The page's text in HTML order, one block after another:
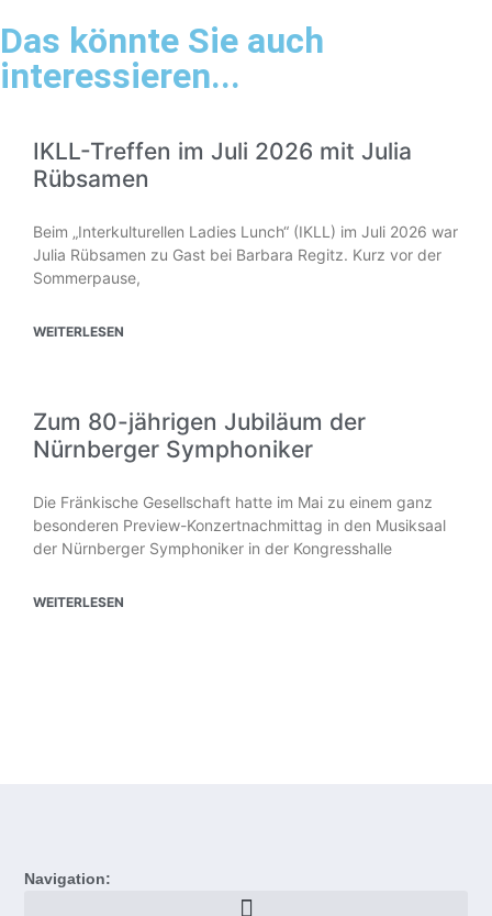
Das könnte Sie auch
interessieren...
IKLL-Treffen im Juli 2026 mit Julia
Rübsamen
Beim „Interkulturellen Ladies Lunch“ (IKLL) im Juli 2026 war
Julia Rübsamen zu Gast bei Barbara Regitz. Kurz vor der
Sommerpause,
WEITERLESEN
Zum 80-jährigen Jubiläum der
Nürnberger Symphoniker
Die Fränkische Gesellschaft hatte im Mai zu einem ganz
besonderen Preview-Konzertnachmittag in den Musiksaal
der Nürnberger Symphoniker in der Kongresshalle
WEITERLESEN
Navigation: